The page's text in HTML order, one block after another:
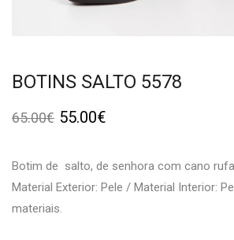
BOTINS SALTO 5578
65.00€ 55.00€
Botim de salto, de senhora com cano
Material Exterior: Pele / Material Interior:
materiais.